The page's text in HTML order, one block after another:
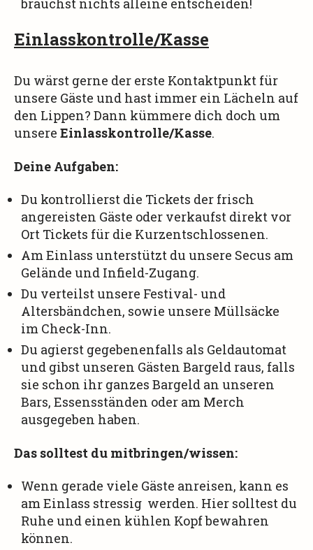
Einlasskontrolle/Kasse
Du wärst gerne der erste Kontaktpunkt für
unsere Gäste und hast immer ein Lächeln auf
den Lippen? Dann kümmere dich doch um
unsere Einlasskontrolle/Kasse.
Deine Aufgaben:
Du kontrollierst die Tickets der frisch
angereisten Gäste oder verkaufst direkt vor
Ort Tickets für die Kurzentschlossenen.
Am Einlass unterstützt du unsere Secus am
Gelände und Infield-Zugang.
Du verteilst unsere Festival- und
Altersbändchen, sowie unsere Müllsäcke
im Check-Inn.
Du agierst gegebenenfalls als Geldautomat
und gibst unseren Gästen Bargeld raus, falls
sie schon ihr ganzes Bargeld an unseren
Bars, Essensständen oder am Merch
ausgegeben haben.
Das solltest du mitbringen/wissen:
Wenn gerade viele Gäste anreisen, kann es
am Einlass stressig werden. Hier solltest du
Ruhe und einen kühlen Kopf bewahren
können.